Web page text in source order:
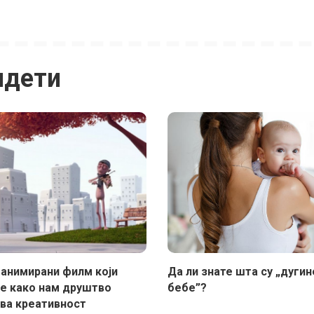
филм који
како нам друштво
креативност
Да ли знате шта су
бебе”?